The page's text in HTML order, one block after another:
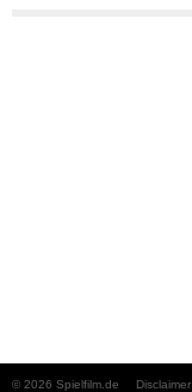
© 2026 Spielfilm.de Disclaimer